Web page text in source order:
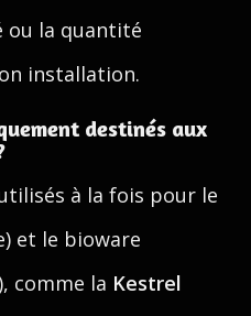
ou la quantité
installation.
destinés aux
à la fois pour le
et le bioware
comme la Kestrel